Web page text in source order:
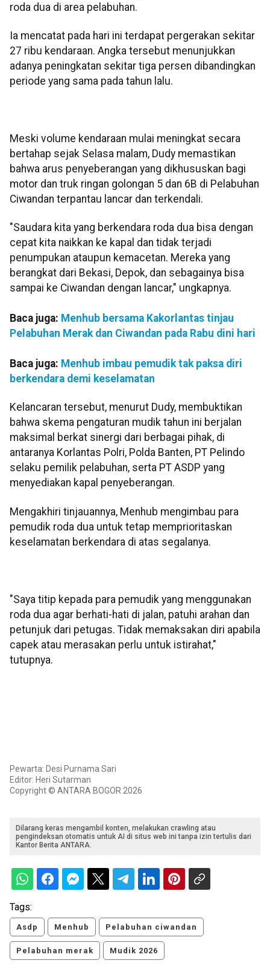
roda dua di area pelabuhan.
Ia mencatat pada hari ini terdapat pergerakan sekitar
27 ribu kendaraan. Angka tersebut menunjukkan
adanya peningkatan sekitar tiga persen dibandingkan
periode yang sama pada tahun lalu.
Meski volume kendaraan mulai meningkat secara
bertahap sejak Selasa malam, Dudy memastikan
bahwa arus penyeberangan yang dikhususkan bagi
motor dan truk ringan golongan 5 dan 6B di Pelabuhan
Ciwandan terpantau lancar dan terkendali.
"Saudara kita yang berkendara roda dua bisa dengan
cepat kita naikkan ke kapal dan tidak terjadi
penumpukan ataupun kemacetan. Mereka yang
berangkat dari Bekasi, Depok, dan sebagainya bisa
sampai ke Ciwandan dengan lancar," ungkapnya.
Baca juga: Menhub bersama Kakorlantas tinjau
Pelabuhan Merak dan Ciwandan pada Rabu dini hari
Baca juga: Menhub imbau pemudik tak paksa diri
berkendara demi keselamatan
Kelancaran tersebut, menurut Dudy, membuktikan
bahwa skema pengaturan mudik tahun ini berjalan
maksimal berkat sinergi dari berbagai pihak, di
antaranya Korlantas Polri, Polda Banten, PT Pelindo
selaku pemilik pelabuhan, serta PT ASDP yang
menyediakan kapal penyeberangan.
Mengakhiri tinjauannya, Menhub mengimbau para
pemudik roda dua untuk tetap memprioritaskan
keselamatan berkendara di atas segalanya.
"Saya titip kepada para pemudik yang menggunakan
roda dua agar berhati-hati di jalan, patuhi arahan dan
petunjuk dari petugas. Tidak memaksakan diri apabila
capek atau merasakan perlu untuk istirahat,"
tutupnya.
Pewarta: Desi Purnama Sari
Editor: Heri Sutarman
Copyright © ANTARA BOGOR 2026
Dilarang keras mengambil konten, melakukan crawling atau
pengindeksan otomatis untuk AI di situs web ini tanpa izin tertulis dari
Kantor Berita ANTARA.
Tags:
Asdp Menhub Pelabuhan ciwandan
Pelabuhan merak Mudik 2026